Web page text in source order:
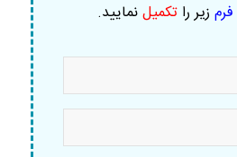
فرم زیر را تکمیلنمایید.